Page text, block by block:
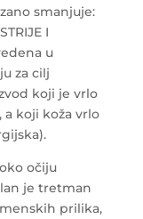
smanjuje:
I
u
za cilj
koji je vrlo
koji koža vrlo
očiju
je tretman
prilika,